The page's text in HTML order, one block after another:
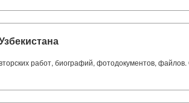
работ, биографий, фотодокументов,